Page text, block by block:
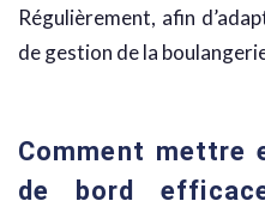
Régulièrement, afin
de gestion de la
Comment mettre
de bord